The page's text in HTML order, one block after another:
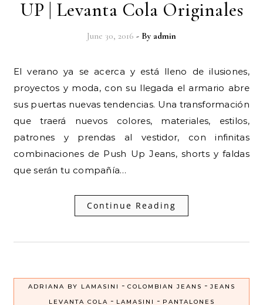
UP | Levanta Cola Originales
June 30, 2016 - By admin
El verano ya se acerca y está lleno de ilusiones,
proyectos y moda, con su llegada el armario abre
sus puertas nuevas tendencias. Una transformación
que traerá nuevos colores, materiales, estilos,
patrones y prendas al vestidor, con infinitas
combinaciones de Push Up Jeans, shorts y faldas
que serán tu compañía…
Continue Reading
ADRIANA BY LAMASINI - COLOMBIAN JEANS - JEANS
LEVANTA COLA - LAMASINI - PANTALONES